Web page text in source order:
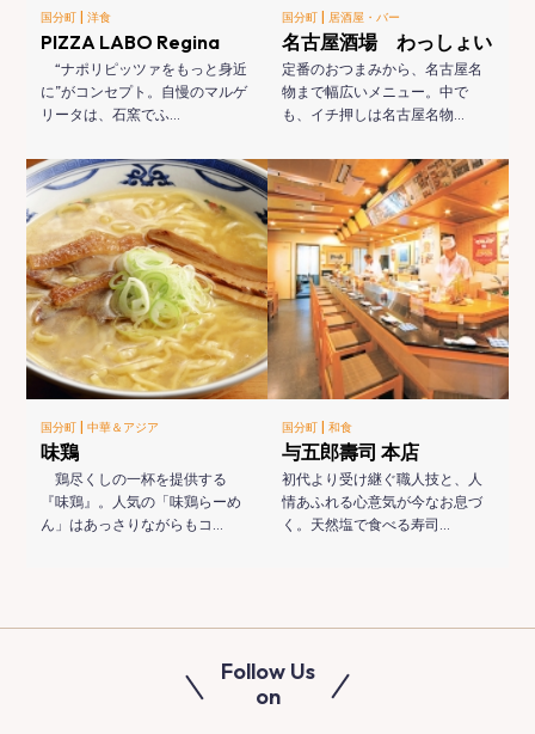
国分町 |洋食
PIZZA LABO Regina
“ナポリピッツァをもっと身近
に”がコンセプト。自慢のマルゲ
リータは、石窯でふ…
国分町 | 居酒屋・バー
名古屋酒場 わっしょい
定番のおつまみから、名古屋名
物まで幅広いメニュー。中で
も、イチ押しは名古屋名物…
国分町 |中華＆アジア
味鶏
鶏尽くしの一杯を提供する
『味鶏』。人気の「味鶏らーめ
ん」はあっさりながらもコ…
国分町 | 和食
与五郎壽司 本店
初代より受け継ぐ職人技と、人
情あふれる心意気が今なお息づ
く。天然塩で食べる寿司…
Follow Us
on